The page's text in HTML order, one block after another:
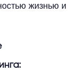
жизнью и